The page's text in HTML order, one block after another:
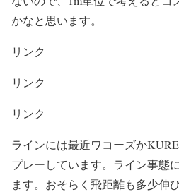
かなと思います。
リンク
リンク
リンク
ラインには最近ワコーズか
プレーしています。ライン事態
ます。おそらく飛距離も多少伸